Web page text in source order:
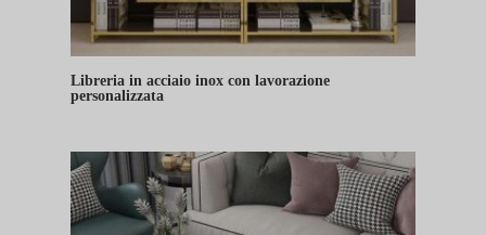
Libreria in acciaio inox con lavorazione
personalizzata